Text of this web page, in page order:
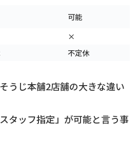
可能
×
不定休
うじ本舗2店舗の大きな違い
タッフ指定」が可能と言う事